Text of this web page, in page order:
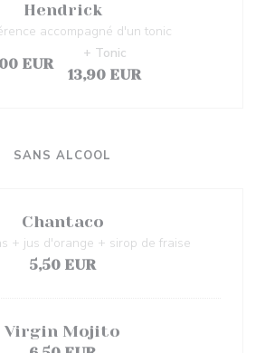
Hendrick
accompagné d'un tonic
EUR
13,90 EUR
+ Tonic
SANS ALCOOL
Chantaco
+ jus d'orange + sirop de fraise
5,50 EUR
Virgin Mojito